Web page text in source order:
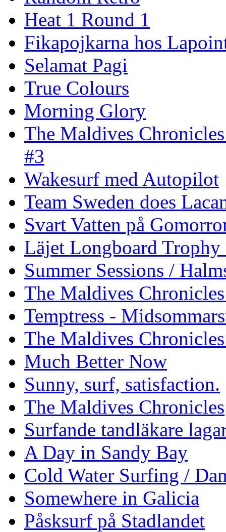
Heat 1 Round 1
Fikapojkarna hos
Selamat Pagi
True Colours
Morning Glory
The Maldives
#3
Wakesurf med Autopilot
Team Sweden does
Svart Vatten på
Läjet Longboard
Summer Sessions /
The Maldives
Temptress -
The Maldives
Much Better Now
Sunny, surf, satisfaction.
The Maldives Chronicles
Surfande tandläkare
A Day in Sandy Bay
Cold Water Surfing /
Somewhere in Galicia
Påsksurf på Stadlandet